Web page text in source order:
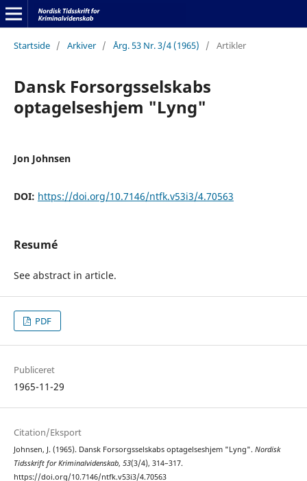
Startside / Arkiver / Årg. 53 Nr. 3/4 (1965) / Artikler
Dansk Forsorgsselskabs
optagelseshjem "Lyng"
Jon Johnsen
DOI: https://doi.org/10.7146/ntfk.v53i3/4.70563
Resumé
See abstract in article.
PDF
Publiceret
1965-11-29
Citation/Eksport
Johnsen, J. (1965). Dansk Forsorgsselskabs optagelseshjem "Lyng". Nordisk
Tidsskrift for Kriminalvidenskab, 53(3/4), 314–317.
https://doi.org/10.7146/ntfk.v53i3/4.70563